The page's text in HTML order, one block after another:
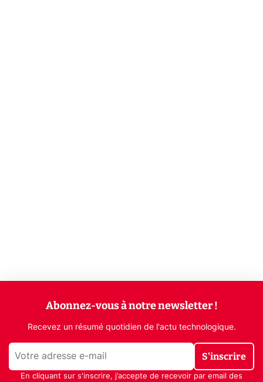
Abonnez-vous à notre newsletter !
Recevez un résumé quotidien de l'actu technologique.
S'inscrire
En cliquant sur s'inscrire, j’accepte de recevoir par email des